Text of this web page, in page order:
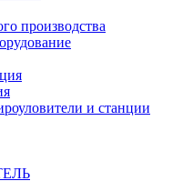
производства
и станции